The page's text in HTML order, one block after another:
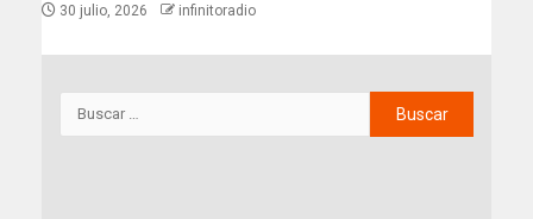
30 julio, 2026 infinitoradio